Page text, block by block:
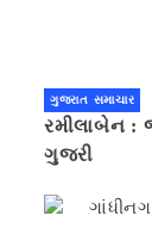
ગુજરાત સમાચાર
રમીલાબેન :
ગુજરી